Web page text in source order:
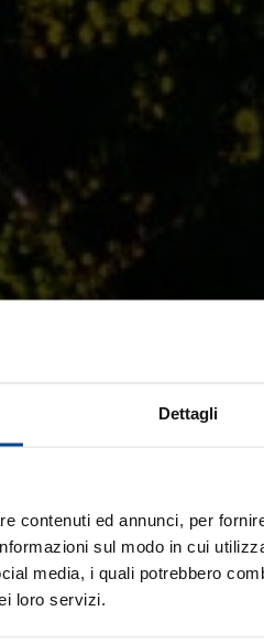
Dettagli
contenuti ed annunci, per
sul modo in cui
media, i quali potrebbero
loro servizi.